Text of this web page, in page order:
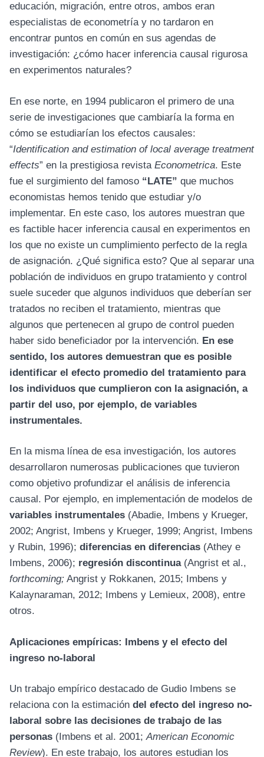
educación, migración, entre otros, ambos eran
especialistas de econometría y no tardaron en
encontrar puntos en común en sus agendas de
investigación: ¿cómo hacer inferencia causal rigurosa
en experimentos naturales?
En ese norte, en 1994 publicaron el primero de una
serie de investigaciones que cambiaría la forma en
cómo se estudiarían los efectos causales:
“Identification and estimation of local average treatment
effects” en la prestigiosa revista Econometrica. Este
fue el surgimiento del famoso “LATE” que muchos
economistas hemos tenido que estudiar y/o
implementar. En este caso, los autores muestran que
es factible hacer inferencia causal en experimentos en
los que no existe un cumplimiento perfecto de la regla
de asignación. ¿Qué significa esto? Que al separar una
población de individuos en grupo tratamiento y control
suele suceder que algunos individuos que deberían ser
tratados no reciben el tratamiento, mientras que
algunos que pertenecen al grupo de control pueden
haber sido beneficiador por la intervención. En ese
sentido, los autores demuestran que es posible
identificar el efecto promedio del tratamiento para
los individuos que cumplieron con la asignación, a
partir del uso, por ejemplo, de variables
instrumentales.
En la misma línea de esa investigación, los autores
desarrollaron numerosas publicaciones que tuvieron
como objetivo profundizar el análisis de inferencia
causal. Por ejemplo, en implementación de modelos de
variables instrumentales (Abadie, Imbens y Krueger,
2002; Angrist, Imbens y Krueger, 1999; Angrist, Imbens
y Rubin, 1996); diferencias en diferencias (Athey e
Imbens, 2006); regresión discontinua(Angrist et al.,
forthcoming; Angrist y Rokkanen, 2015; Imbens y
Kalaynaraman, 2012; Imbens y Lemieux, 2008), entre
otros.
Aplicaciones empíricas: Imbens y el efecto del
ingreso no-laboral
Un trabajo empírico destacado de Gudio Imbens se
relaciona con la estimación del efecto del ingreso no-
laboral sobre las decisiones de trabajo de las
personas (Imbens et al. 2001;American Economic
Review). En este trabajo, los autores estudian los